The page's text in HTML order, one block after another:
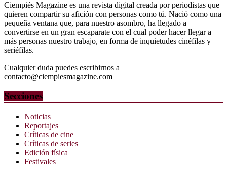
Ciempiés Magazine es una revista digital creada por periodistas que
quieren compartir su afición con personas como tú. Nació como una
pequeña ventana que, para nuestro asombro, ha llegado a
convertirse en un gran escaparate con el cual poder hacer llegar a
más personas nuestro trabajo, en forma de inquietudes cinéfilas y
seriéfilas.
Cualquier duda puedes escribirnos a
contacto@ciempiesmagazine.com
Secciones
Noticias
Reportajes
Críticas de cine
Críticas de series
Edición física
Festivales